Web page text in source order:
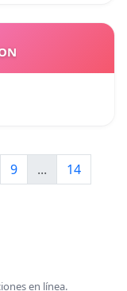
9 ...
14
en línea.